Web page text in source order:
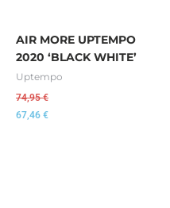
AIR MORE UPTEMPO
2020 ‘BLACK WHITE’
Uptempo
74,95€
67,46 €